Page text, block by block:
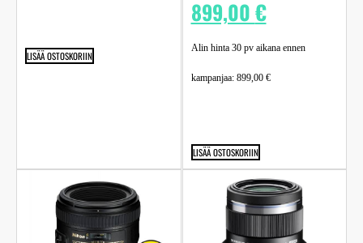
LISÄÄ OSTOSKORIIN
899,00€
Alin hinta 30 pv aikana ennen
kampanjaa: 899,00 €
LISÄÄ OSTOSKORIIN